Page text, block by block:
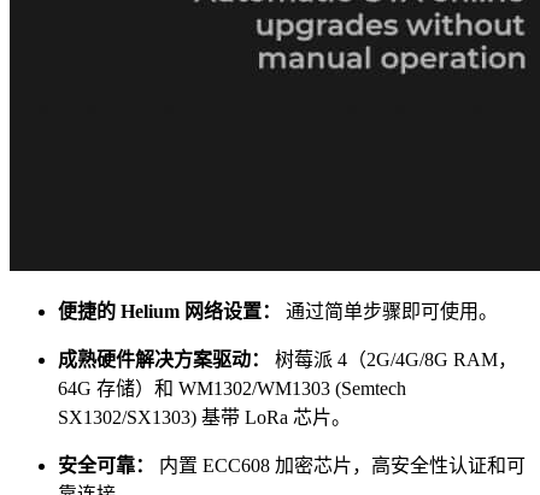
便捷的 Helium 网络设置： 通过简单步骤即可使用。
成熟硬件解决方案驱动：
树莓派 4（2G/4G/8G RAM，
64G 存储）和 WM1302/WM1303 (Semtech
SX1302/SX1303) 基带 LoRa 芯片。
安全可靠：
内置 ECC608 加密芯片，高安全性认证和可